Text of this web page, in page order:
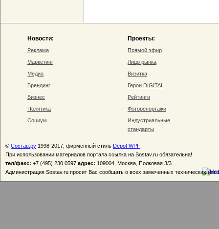
Новости:
Реклама
Маркетинг
Медиа
Брендинг
Бизнес
Политика
Социум
Проекты:
Прямой эфир
Лицо рынка
Визитка
Герои DIGITAL
Рейтинги
Фоторепортажи
Индустриальные
стандарты
© Состав.ру 1998-2017, фирменный стиль Depot WPF
При использовании материалов портала ссылка на Sostav.ru обязательна!
тел/факс: +7 (495) 230 0597 адрес: 109004, Москва, Полковая 3/3
Администрация Sostav.ru просит Вас сообщать о всех замеченных технических